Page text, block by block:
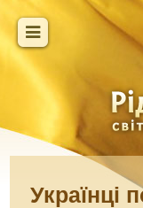
Українці